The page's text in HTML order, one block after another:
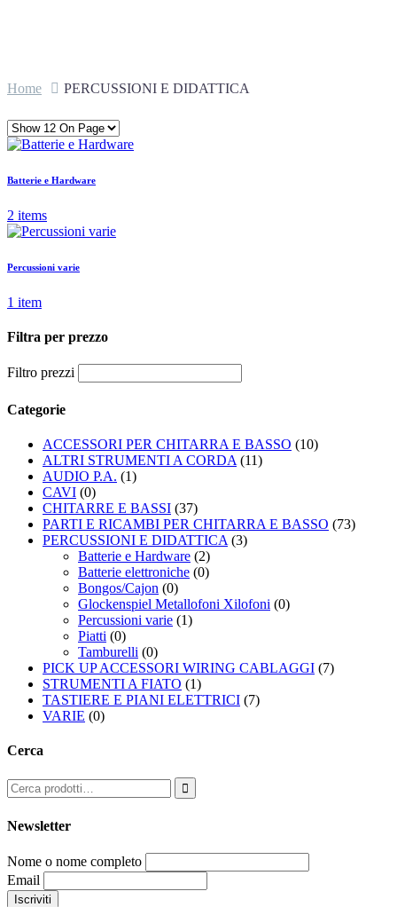
Home PERCUSSIONI E DIDATTICA
Batterie e Hardware
2 items
Percussioni varie
1 item
Filtra per prezzo
Filtro prezzi
Categorie
ACCESSORI PER CHITARRA E BASSO (10)
ALTRI STRUMENTI A CORDA (11)
AUDIO P.A. (1)
CAVI (0)
CHITARRE E BASSI (37)
PARTI E RICAMBI PER CHITARRA E BASSO (73)
PERCUSSIONI E DIDATTICA (3)
Batterie e Hardware (2)
Batterie elettroniche (0)
Bongos/Cajon (0)
Glockenspiel Metallofoni Xilofoni (0)
Percussioni varie (1)
Piatti (0)
Tamburelli (0)
PICK UP ACCESSORI WIRING CABLAGGI (7)
STRUMENTI A FIATO (1)
TASTIERE E PIANI ELETTRICI (7)
VARIE (0)
Cerca

Newsletter
Nome o nome completo
Email